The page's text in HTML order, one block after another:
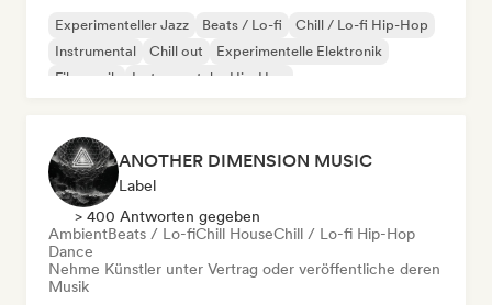
Experimenteller Jazz Beats / Lo-fi
Chill / Lo-fi Hip-Hop
Instrumental
Chill out
Experimentelle Elektronik
Filmmusik
Instrumentaler Hip-Hop
ANOTHER DIMENSION MUSIC
Label
> 400 Antworten gegeben
AmbientBeats / Lo-fiChill HouseChill / Lo-fi Hip-Hop
Dance
Nehme Künstler unter Vertrag oder veröffentliche deren
Musik